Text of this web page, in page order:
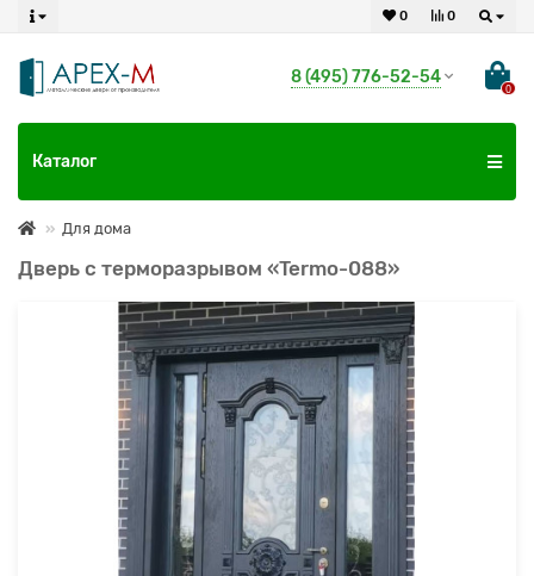
0
0
8 (495) 776-52-54
0
Каталог
Для дома
Дверь с терморазрывом «Termo-088»